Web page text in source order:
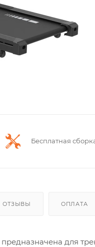
Бесплатная
ОТЗЫВЫ ОПЛАТА
предназначена для